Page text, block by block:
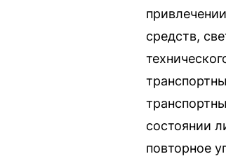
средств,
состоянии
повторное